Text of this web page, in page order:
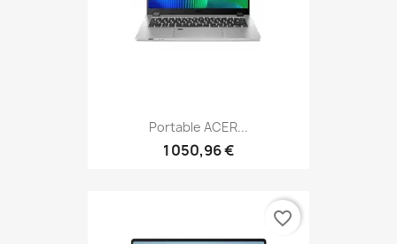
Portable ACER...
1 050,96 €
favorite_border